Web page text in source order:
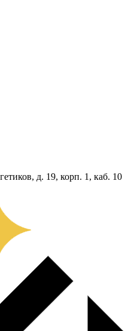
д. 19, корп. 1, каб. 10